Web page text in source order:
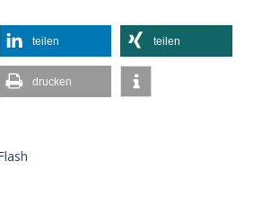
teilen teilen
drucken